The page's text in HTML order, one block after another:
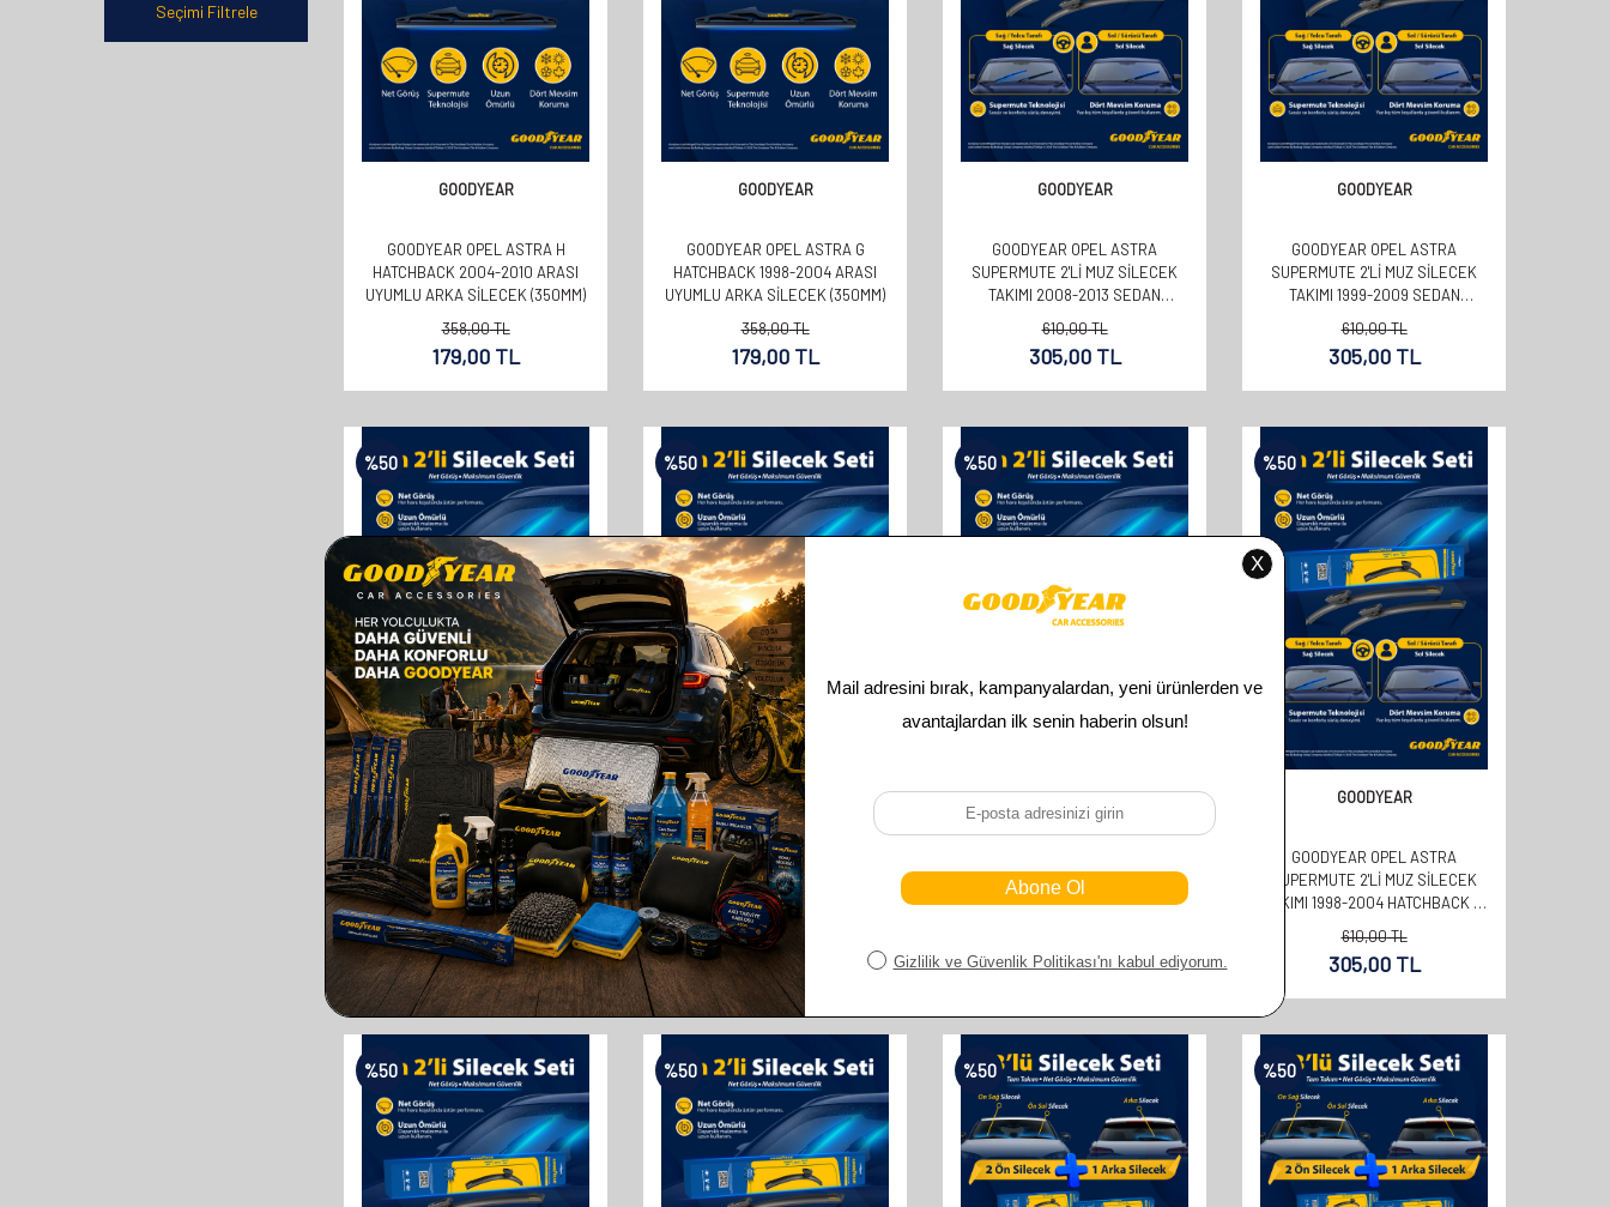
2022
Seçimi Filtrele
GOODYEAR
GOODYEAR OPEL ASTRA H
HATCHBACK 2004-2010 ARASI
UYUMLU ARKA SILECEK (350MM)
358,00TL
179,00 TL
GOODYEAR
GOODYEAR OPEL ASTRA G
HATCHBACK 1998-2004 ARASI
UYUMLU ARKA SILECEK (350MM)
358,00TL
179,00 TL
GOODYEAR
GOODYEAR OPEL ASTRA
SUPERMUTE 2'LI MUZ SILECEK
TAKIMI 2008-2013 SEDAN
610,00TL
305,00TL
GOODYEAR
GOODYEAR OPEL ASTRA
SUPERMUTE 2'LI MUZ SILECEK
TAKIMI 1999-2009 SEDAN
610,00TL
305,00TL
%50
GOODYEAR
GOODYEAR OPEL ASTRA
SUPERMUTE 2'LI MUZ SILECEK
TAKIMI 2015-2022 HATCHBACK (5
KAPI) (700MM+650MM)
610,00TL
305,00TL
%50
GOODYEAR
GOODYEAR OPEL ASTRA
SUPERMUTE 2'LI MUZ SILECEK
TAKIMI 2010-2015 HATCHBACK (5
KAPI) (700MM+600MM)
610,00
305,00TL
%50
GOODYEAR
SUPERMUTE 2'LI MUZ SILECEK
TAKIMI 2005-2009 HATCHBACK (5
305,00TL
%50
GOODYEAR
GOODYEAR OPEL ASTRA
SUPERMUTE 2'LI MUZ SILECEK
TAKIMI 1998-2004 HATCHBACK (5
610,00TL
305,00TL
%50 %50 %50 %50